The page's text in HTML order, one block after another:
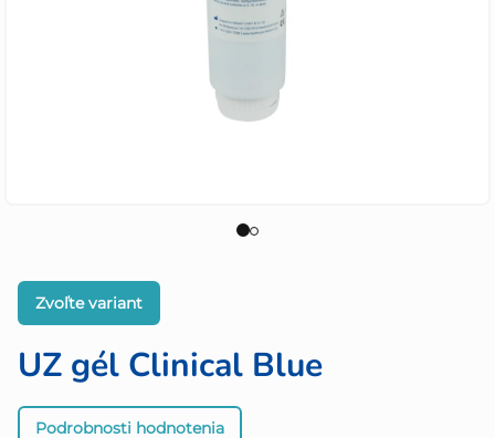
UZ gél Clinical Blue
Priemerné
Podrobnosti hodnotenia
Zvoľte variant